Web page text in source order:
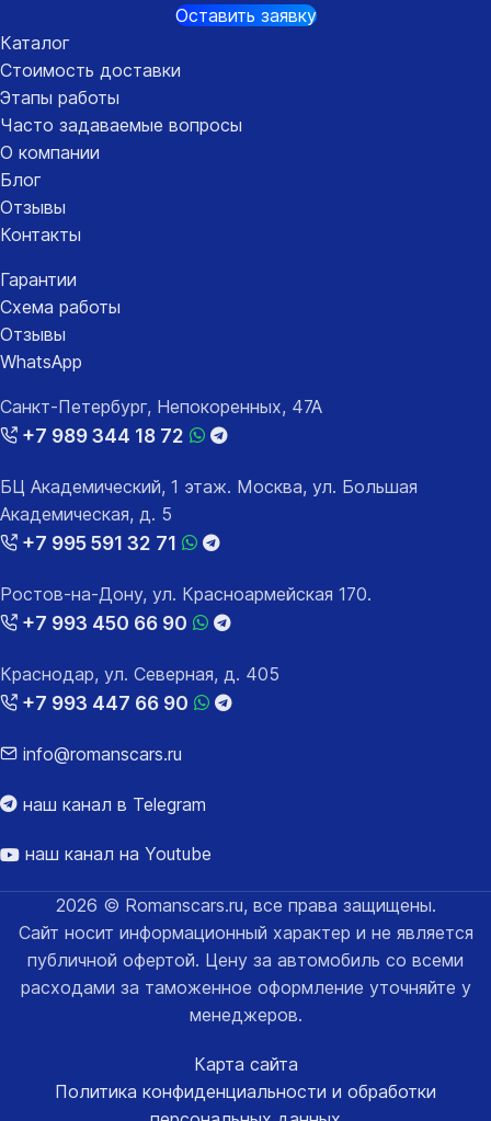
Оставить заявку
Каталог
Стоимость доставки
Этапы работы
Часто задаваемые вопросы
О компании
Блог
Отзывы
Контакты
Гарантии
Схема работы
Отзывы
WhatsApp
Санкт-Петербург, Непокоренных, 47А
+7 989 344 18 72
БЦ Академический, 1 этаж. Москва, ул. Большая
Академическая, д. 5
+7 995 591 32 71
Ростов-на-Дону, ул. Красноармейская 170.
+7 993 450 66 90
Краснодар, ул. Северная, д. 405
+7 993 447 66 90
info@romanscars.ru
наш канал в Telegram
наш канал на Youtube
2026 © Romanscars.ru, все права защищены.
Сайт носит информационный характер и не является
публичной офертой. Цену за автомобиль со всеми
расходами за таможенное оформление уточняйте у
менеджеров.
Карта сайта
Политика конфиденциальности и обработки